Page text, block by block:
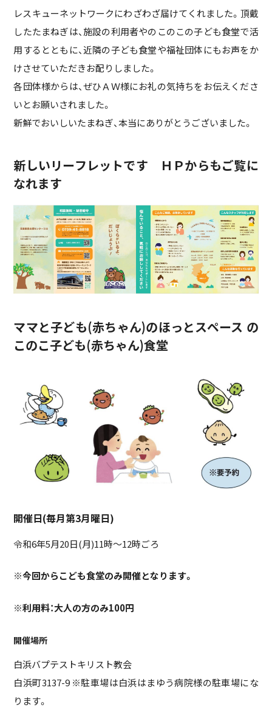
レスキューネットワークにわざわざ届けてくれました。頂戴
したたまねぎは、施設の利用者やのこのこの子ども食堂で活
用するとともに、近隣の子ども食堂や福祉団体にもお声をか
けさせていただきお配りしました。
各団体様からは、ぜひＡＷ様にお礼の気持ちをお伝えくださ
いとお願いされました。
新鮮でおいしいたまねぎ、本当にありがとうございました。
新しいリーフレットです ＨＰからもご覧に
なれます
ママと子ども(赤ちゃん)のほっとスペース の
このこ子ども(赤ちゃん)食堂
開催日(毎月第3月曜日)
令和6年5月20日(月)11時～12時ごろ
※今回からこども食堂のみ開催となります。
※利用料：大人の方のみ100円
開催場所
白浜バプテストキリスト教会
白浜町3137-9 ※駐車場は白浜はまゆう病院様の駐車場にな
ります。